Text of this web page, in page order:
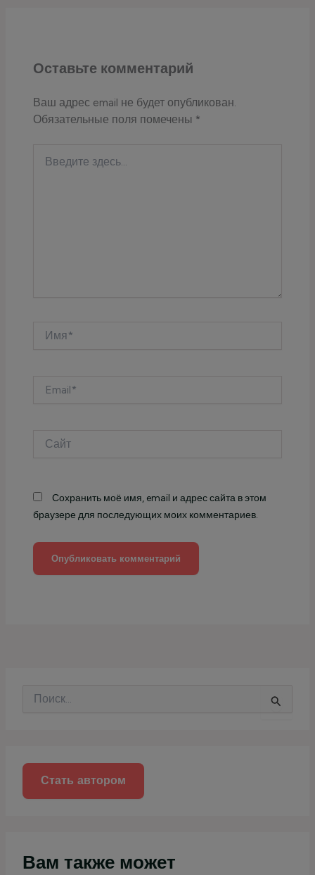
Оставьте комментарий
Ваш адрес email не будет опубликован.
Обязательные поля помечены *
здесь...
Сохранить моё имя, email и адрес сайта в этом
браузере для последующих моих комментариев.
Стать автором
Вам также может